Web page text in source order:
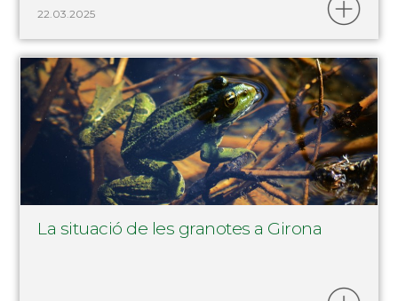
22.03.2025
La situació de les granotes a Girona